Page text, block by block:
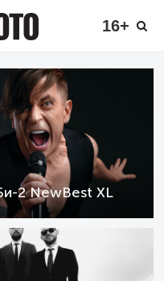
16+
2 NewBest XL